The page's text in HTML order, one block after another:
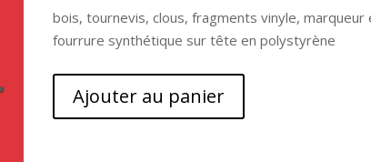
bois, tournevis, clous, fragments vinyle, marqueur
fourrure synthétique sur tête en polystyrène
Ajouter au panier